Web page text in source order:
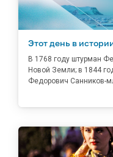
Этот день в
В 1768 году штурман
Новой Земли; в 1844
Федорович Санников-